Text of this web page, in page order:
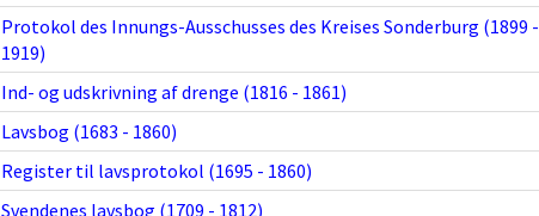
Protokol des Innungs-Ausschusses des Kreises Sonderburg (1899 -
1919)
Ind- og udskrivning af drenge (1816 - 1861)
Lavsbog (1683 - 1860)
Register til lavsprotokol (1695 - 1860)
Svendenes lavsbog (1709 - 1812)